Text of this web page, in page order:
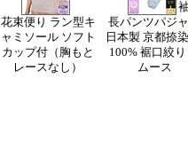
花束便り ラン型キ
ャミソール ソフト
カップ付（胸もと
レースなし）
長パンツパジ
日本製 京都捺
100% 裾口絞り
ムース